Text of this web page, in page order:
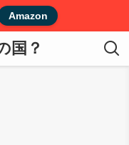
Amazon
国？